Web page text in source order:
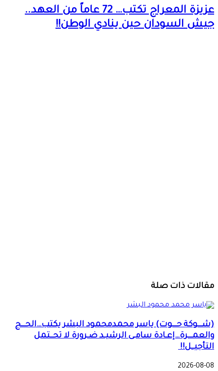
عزيزة المعراج تكتب… 72 عاماً من العهد..
جيش السودان حين ينادي الوطن!!
مقالات ذات صلة
(شـــوكة حـــوت) ياسر محمدمحمود البشر يكتب…الحـــج
والعمـــرة…إعـادة سامـى الرشيـد ضـرورة لا تحــتمل
التأجيــل!!
2026-08-08